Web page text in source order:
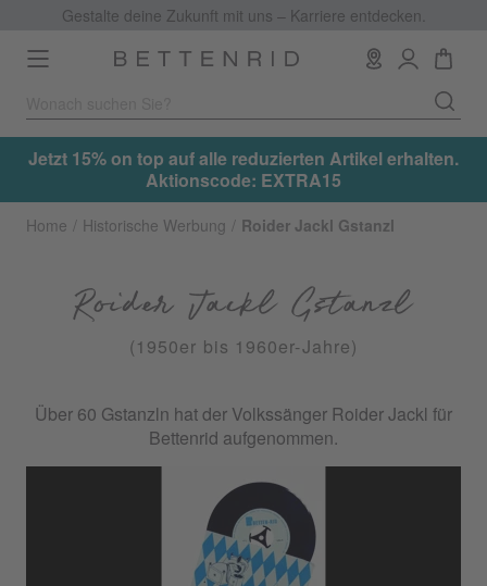
Gestalte deine Zukunft mit uns – Karriere entdecken.
Toggle
navigation
Jetzt 15% on top auf alle reduzierten Artikel erhalten.
Aktionscode: EXTRA15
Home Historische Werbung Roider Jackl Gstanzl
(1950er bis 1960er-Jahre)
Roider Jackl Gstanzl
Über 60 Gstanzln hat der Volkssänger Roider Jackl für
Bettenrid aufgenommen.